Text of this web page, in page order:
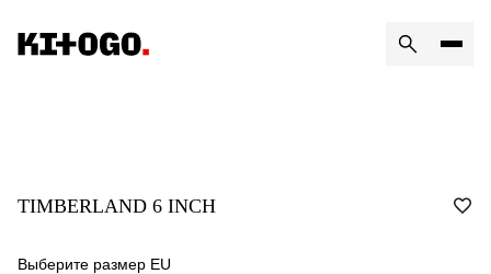
TIMBERLAND 6 INCH
Выберите размер EU